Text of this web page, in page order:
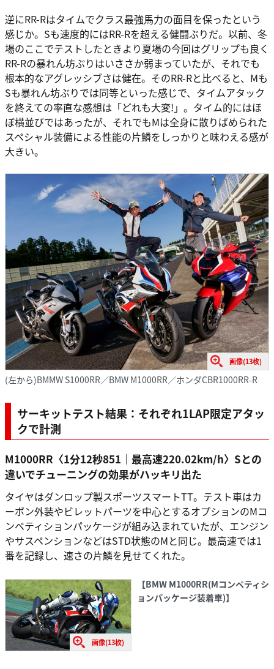
逆にRR-Rはタイムでクラス最強馬力の面目を保ったという
感じか。Sも速度的にはRR-Rを超える健闘ぶりだ。以前、冬
場のここでテストしたときより夏場の今回はグリップも良く
RR-Rの暴れん坊ぶりはいささか弱まっていたが、それでも
根本的なアグレッシブさは健在。そのRR-Rと比べると、Mも
Sも暴れん坊ぶりでは同等といった感じで、タイムアタック
を終えての率直な感想は「どれも大変!」。タイム的にはほ
ぼ横並びではあったが、それでもMは全身に散りばめられた
スペシャル装備による性能の片鱗をしっかりと味わえる感が
大きい。
画像(13枚)
(左から)BMMW S1000RR／BMW M1000RR／ホンダCBR1000RR-R
サーキットテスト結果：それぞれ1LAP限定アタッ
クで計測
M1000RR〈1分12秒851｜最高速220.02km/h〉Sとの
違いでチューニングの効果がハッキリ出た
タイヤはダンロップ製スポーツスマートTT。テスト車はカ
ーボン外装やビレットパーツを中心とするオプションのMコ
ンペティションパッケージが組み込まれていたが、エンジン
やサスペンションなどはSTD状態のMと同じ。最高速では1
番を記録し、速さの片鱗を見せてくれた。
画像(13枚)
【BMW M1000RR(Mコンペティシ
ョンパッケージ装着車)】